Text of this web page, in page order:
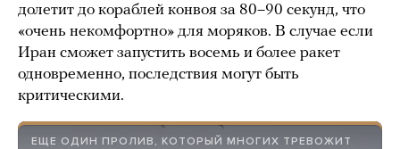
долетит до кораблей конвоя за 80–90 секунд, что
«очень некомфортно» для моряков. В случае если
Иран сможет запустить восемь и более ракет
одновременно, последствия могут быть
критическими.
ЕЩЕ ОДИН ПРОЛИВ, КОТОРЫЙ МНОГИХ ТРЕВОЖИТ